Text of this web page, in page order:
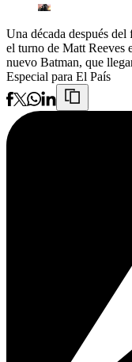
Una década después
el turno de Matt Reeves
nuevo Batman, que
Especial para El País